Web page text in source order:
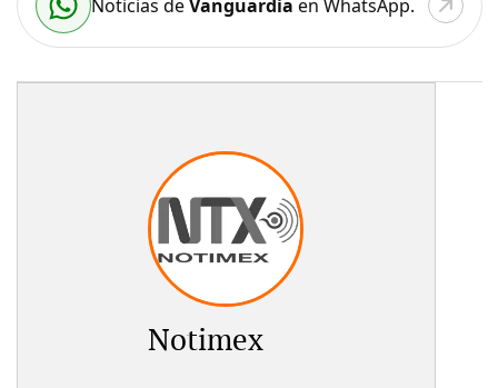
Noticias deVanguardia en WhatsApp.
Notimex